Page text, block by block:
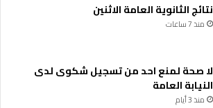
نتائج الثانوية العامة الاثنين
منذ 7 ساعات
لا صحة لمنع احد من تسجيل شكوى لدى
النيابة العامة
منذ 3 أيام